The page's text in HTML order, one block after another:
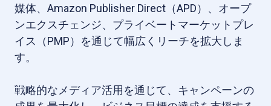
媒体、Amazon Publisher Direct（APD）、オープ
ンエクスチェンジ、プライベートマーケットプレ
イス（PMP）を通じて幅広くリーチを拡大しま
す。
戦略的なメディア活用を通じて、キャンペーンの